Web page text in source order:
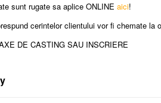
sunt rugate sa aplice ONLINE aici!
cerintelor clientului vor fi chemate
DE CASTING SAU INSCRIERE